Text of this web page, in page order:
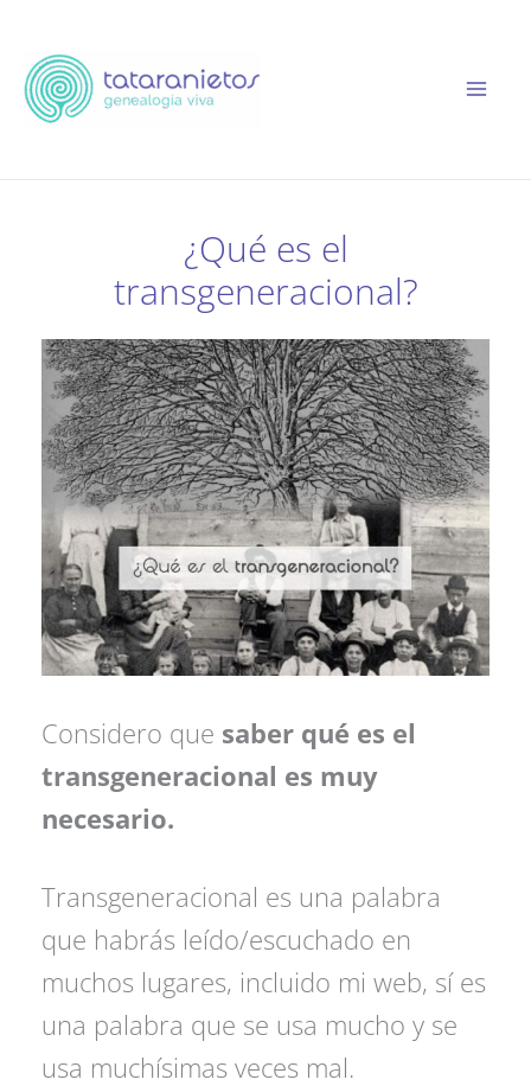
contenido
¿Qué es el
transgeneracional?
Considero que saber qué es el
transgeneracional es muy
necesario.
Transgeneracional es una palabra
que habrás leído/escuchado en
muchos lugares, incluido mi web, sí es
una palabra que se usa mucho y se
usa muchísimas veces mal.